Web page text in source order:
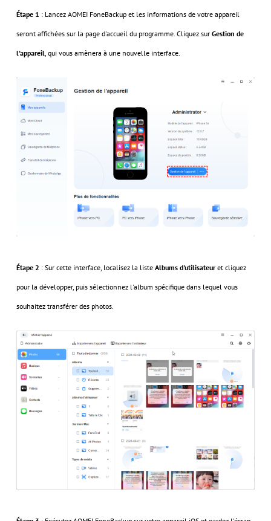
Étape 1 : Lancez AOMEI FoneBackup et les informations de votre appareil
seront affichées sur la page d'accueil du programme. Cliquez sur Gestion de
l'appareil, qui vous amènera à une nouvelle interface.
Étape 2 : Sur cette interface, localisez la liste Albums d'utilisateuret cliquez
pour la développer, puis sélectionnez l'album spécifique dans lequel vous
souhaitez transférer des photos.